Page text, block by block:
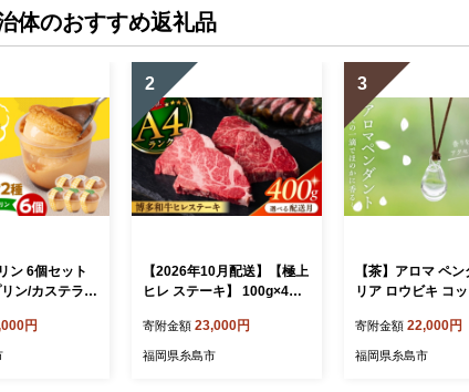
体のおすすめ返礼品
ン 6個セット
ン/カステラ白
プリン [AQP
円
2
【2026年10月配送】【極上
ヒレ ステーキ】 100g×4枚
【糸島ミートデリ工房】[A
CA055] ステーキ ヒレ ヒレ
寄附金額 23,000円
福岡県糸島市
3
【茶】アロマ ペ
リア ロウビキ コ
[ADB001-2]
寄附金額 22,000円
福岡県糸島市